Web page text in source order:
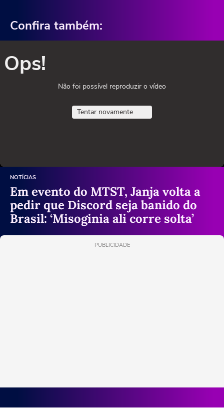
Confira também:
Ops!
Não foi possível reproduzir o vídeo
Tentar novamente
NOTÍCIAS
Em evento do MTST, Janja volta a
pedir que Discord seja banido do
Brasil: ‘Misoginia ali corre solta’
PUBLICIDADE